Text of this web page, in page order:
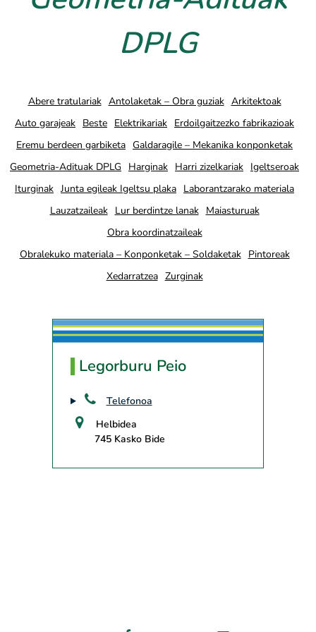
DPLG
Abere tratulariak Antolaketak – Obra guziak Arkitektoak
Auto garajeak Beste Elektrikariak Erdoilgaitzezko fabrikazioak
Eremu berdeen garbiketa Galdaragile – Mekanika konponketak
Geometria-Adituak DPLG
Harginak Harri zizelkariak Igeltseroak
Iturginak Junta egileak Igeltsu plaka Laborantzarako materiala
Lauzatzaileak
Lur berdintze lanak
Maiasturuak
Obra koordinatzaileak
Obralekuko materiala – Konponketak – Soldaketak
Pintoreak
Xedarratzea Zurginak
Legorburu Peio
Telefonoa
Helbidea
745 Kasko Bide